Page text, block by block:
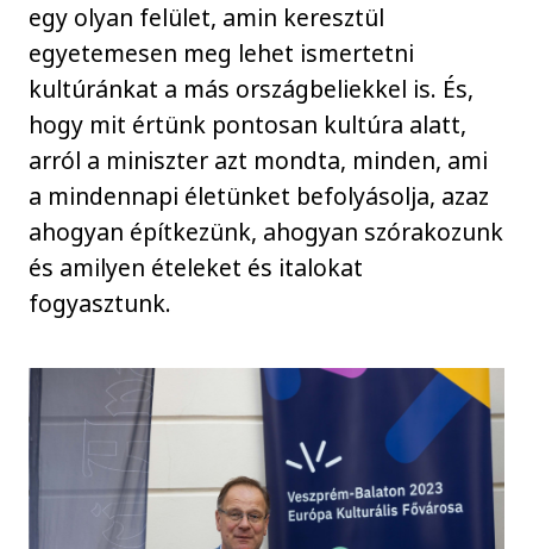
egy olyan felület, amin keresztül
egyetemesen meg lehet ismertetni
kultúránkat a más országbeliekkel is. És,
hogy mit értünk pontosan kultúra alatt,
arról a miniszter azt mondta, minden, ami
a mindennapi életünket befolyásolja, azaz
ahogyan építkezünk, ahogyan szórakozunk
és amilyen ételeket és italokat
fogyasztunk.